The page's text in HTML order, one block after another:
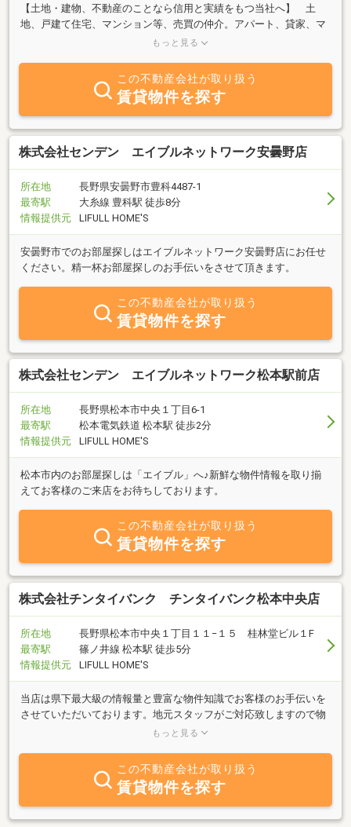
【土地・建物、不動産のことなら信用と実績をもつ当社へ】 土
地、戸建て住宅、マンション等、売買の仲介。アパート、貸家、マ
ンション、店舗、事務所等の賃貸借の仲介等。土地建物の取引全般
もっと見る
この不動産会社が取り扱う
賃貸物件を探す
株式会社センデン エイブルネットワーク安曇野店
所在地
長野県安曇野市豊科4487-1
最寄駅
大糸線 豊科駅 徒歩8分
情報提供元
LIFULL HOME'S
安曇野市でのお部屋探しはエイブルネットワーク安曇野店にお任せ
ください。精一杯お部屋探しのお手伝いをさせて頂きます。
この不動産会社が取り扱う
賃貸物件を探す
株式会社センデン エイブルネットワーク松本駅前店
所在地
長野県松本市中央１丁目6-1
最寄駅
松本電気鉄道 松本駅 徒歩2分
情報提供元
LIFULL HOME'S
松本市内のお部屋探しは「エイブル」へ♪新鮮な物件情報を取り揃
えてお客様のご来店をお待ちしております。
この不動産会社が取り扱う
賃貸物件を探す
株式会社チンタイバンク チンタイバンク松本中央店
所在地
長野県松本市中央１丁目１１−１５ 桂林堂ビル１F
最寄駅
篠ノ井線 松本駅 徒歩5分
情報提供元
LIFULL HOME'S
当店は県下最大級の情報量と豊富な物件知識でお客様のお手伝いを
させていただいております。地元スタッフがご対応致しますので物
件以外の地域お役立ち情報もご提供させていただきます。お気軽に
もっと見る
この不動産会社が取り扱う
賃貸物件を探す